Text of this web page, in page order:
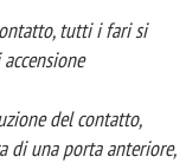
tutti i fari si
del contatto,
di una porta anteriore,